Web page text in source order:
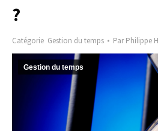
?
Catégorie Gestion du temps ParPhilippe
Gestion du temps